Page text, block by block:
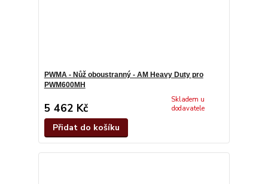
PWMA - Nůž oboustranný - AM Heavy Duty pro
PWM600MH
5 462 Kč
Skladem u
dodavatele
Přidat do košíku